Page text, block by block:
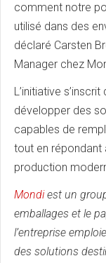
comment notre
utilisé dans des
déclaré Carsten
Manager chez
L’initiative
développer des
capables de
tout en répondant
production
Mondiest un
emballages et le
l’entreprise
des solutions